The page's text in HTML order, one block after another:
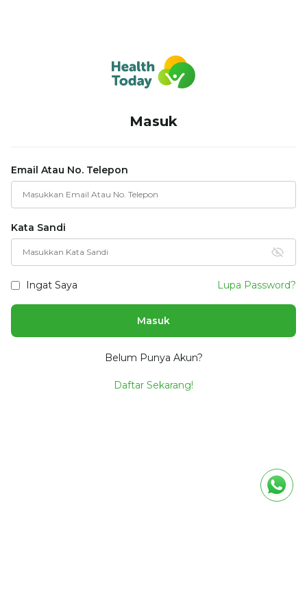
Masuk
Email Atau No. Telepon
Kata Sandi
Ingat Saya Lupa Password?
Masuk
Belum Punya Akun?
Daftar Sekarang!